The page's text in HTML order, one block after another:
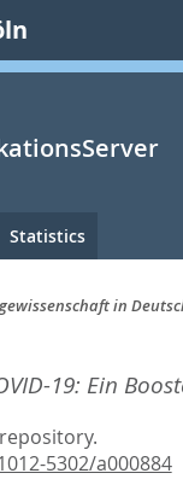
Statistics
in
19: Ein
5302/a000884